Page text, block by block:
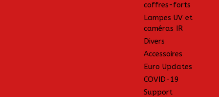
coffres-forts
Lampes UV et
caméras IR
Divers
Accessoires
Euro Updates
COVID-19
Support